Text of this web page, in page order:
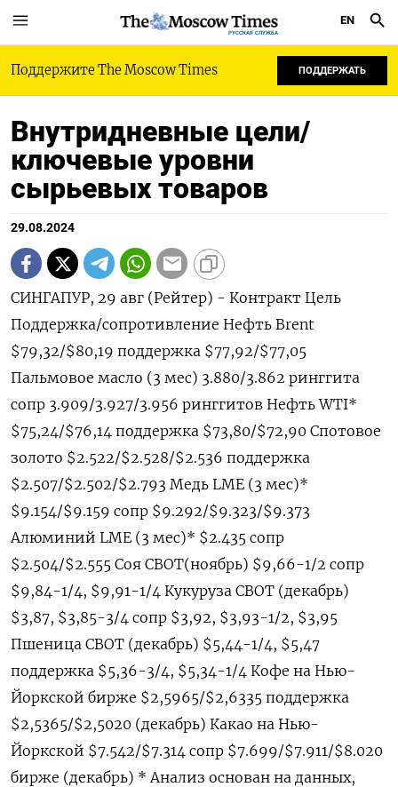
РУССКАЯ СЛУЖБА
EN
Поддержите The Moscow Times ПОДДЕРЖАТЬ
Внутридневные цели/
ключевые уровни
сырьевых товаров
29.08.2024
СИНГАПУР, 29 авг (Рейтер) - Контракт Цель
Поддержка/сопротивление Нефть Brent
$79,32/$80,19 поддержка $77,92/$77,05
Пальмовое масло (3 мес) 3.880/3.862 ринггита
сопр 3.909/3.927/3.956 ринггитов Нефть WTI*
$75,24/$76,14 поддержка $73,80/$72,90 Спотовое
золото $2.522/$2.528/$2.536 поддержка
$2.507/$2.502/$2.793 Медь LME (3 мес)*
$9.154/$9.159 сопр $9.292/$9.323/$9.373
Алюминий LME (3 мес)* $2.435 сопр
$2.504/$2.555 Соя CBOT(ноябрь) $9,66-1/2 сопр
$9,84-1/4, $9,91-1/4 Кукуруза CBOT (декабрь)
$3,87, $3,85-3/4 сопр $3,92, $3,93-1/2, $3,95
Пшеница CBOT (декабрь) $5,44-1/4, $5,47
поддержка $5,36-3/4, $5,34-1/4 Кофе на Нью-
Йоркской бирже $2,5965/$2,6335 поддержка
$2,5365/$2,5020 (декабрь) Какао на Нью-
Йоркской $7.542/$7.314 сопр $7.699/$7.911/$8.020
бирже (декабрь) * Анализ основан на данных,